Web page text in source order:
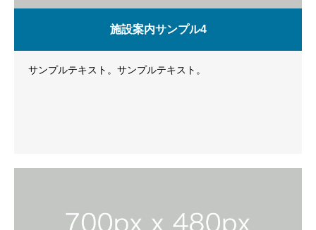
施設案内サンプル4
サンプルテキスト。サンプルテキスト。